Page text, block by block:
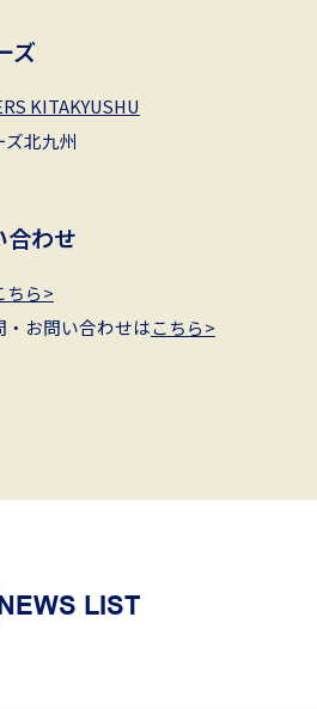
ズ
KITAKYUSHU
北九州
わせ
ちら>
お問い合わせはこちら>
LIST